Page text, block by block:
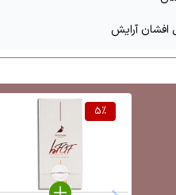
افشان آرایش
5%